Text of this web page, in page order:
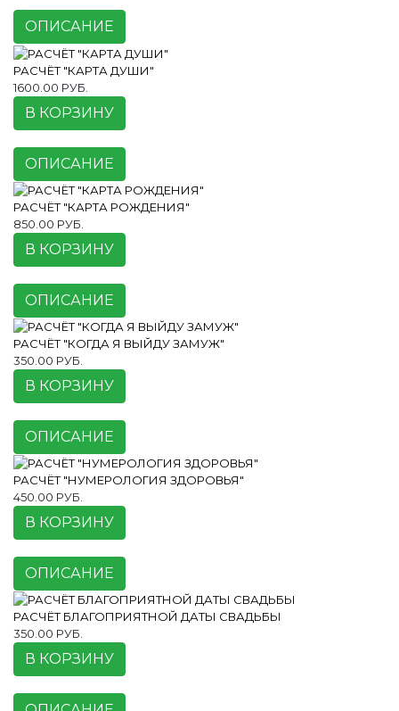
ОПИСАНИЕ
РАСЧЁТ "КАРТА ДУШИ"
1600.00 РУБ.
В КОРЗИНУ
ОПИСАНИЕ
РАСЧЁТ "КАРТА РОЖДЕНИЯ"
850.00 РУБ.
В КОРЗИНУ
ОПИСАНИЕ
РАСЧЁТ "КОГДА Я ВЫЙДУ ЗАМУЖ"
350.00 РУБ.
В КОРЗИНУ
ОПИСАНИЕ
РАСЧЁТ "НУМЕРОЛОГИЯ ЗДОРОВЬЯ"
450.00 РУБ.
В КОРЗИНУ
ОПИСАНИЕ
РАСЧЁТ БЛАГОПРИЯТНОЙ ДАТЫ СВАДЬБЫ
350.00 РУБ.
В КОРЗИНУ